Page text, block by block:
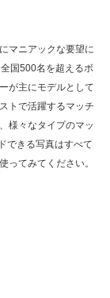
へマッスルプラ
マニアックな要望に
国500名を超えるボ
が主にモデルとして
トで活躍するマッチ
様々なタイプのマッ
できる写真はすべて
ってみてください。